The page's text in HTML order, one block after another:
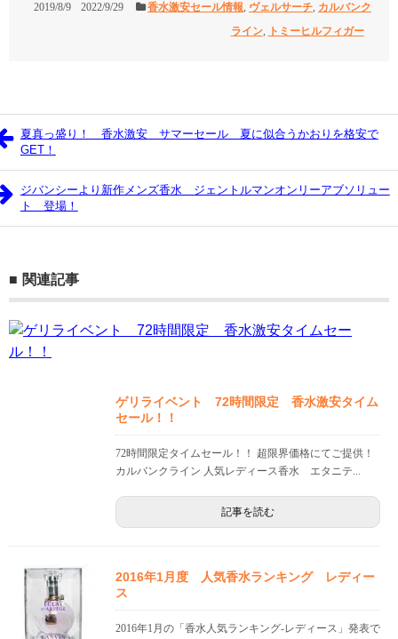
2019/8/9 2022/9/29 香水激安セール情報, ヴェルサーチ, カルバンク
ライン, トミーヒルフィガー
夏真っ盛り！ 香水激安 サマーセール 夏に似合うかおりを格安で
GET！
ジバンシーより新作メンズ香水 ジェントルマンオンリーアブソリュー
ト 登場！
関連記事
ゲリライベント 72時間限定 香水激安タイム
セール！！
72時間限定タイムセール！！ 超限界価格にてご提供！
カルバンクライン 人気レディース香水 エタニテ...
記事を読む
2016年1月度 人気香水ランキング レディー
ス
2016年1月の「香水人気ランキング-レディース」発表で